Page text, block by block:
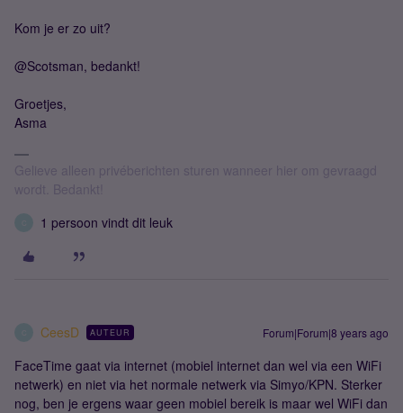
Kom je er zo uit?
@Scotsman, bedankt!
Groetjes,
Asma
Gelieve alleen privéberichten sturen wanneer hier om gevraagd
wordt. Bedankt!
1 persoon vindt dit leuk
CeesD AUTEUR Forum|Forum|8 years ago
FaceTime gaat via internet (mobiel internet dan wel via een WiFi
netwerk) en niet via het normale netwerk via Simyo/KPN. Sterker
nog, ben je ergens waar geen mobiel bereik is maar wel WiFi dan